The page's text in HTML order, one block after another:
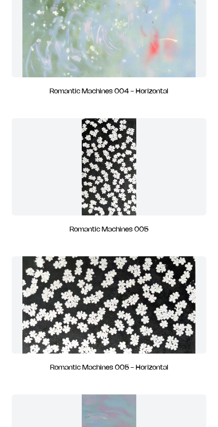
Romantic Machines 004 - Horizontal
Romantic Machines 005
Romantic Machines 005 - Horizontal